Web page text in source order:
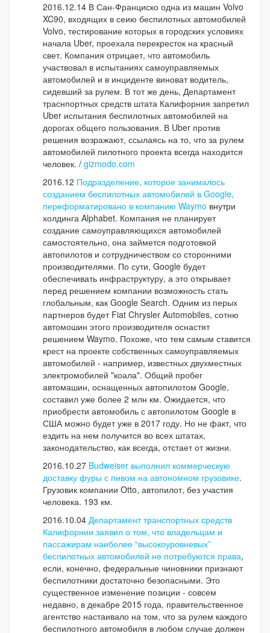
2016.12.14 В Сан-Франциско одна из машин Volvo
XC90, входящих в сеию беспилотных автомобилей
Volvo, тестирование которых в городских условиях
начала Uber, проехала перекресток на красный
свет. Компания отрицает, что автомобиль
участвовал в испытаниях самоуправляемых
автомобилей и в инциденте виноват водитель,
сидевший за рулем. В тот же день, Департамент
траснпортных средств штата Калифорния запретил
Uber испытания беспилотных автомобилей на
дорогах общего пользования. В Uber против
решения возражают, ссылаясь на то, что за рулем
автомобилей пилотного проекта всегда находится
человек. / gizmodo.com
2016.12 Подразделение, которое занималось
созданием беспилотных автомобилей в Google,
переформатировано в компанию Waymo внутри
холдинга Alphabet. Компания не планирует
создание самоуправляющихся автомобилей
самостоятельно, она займется подготовкой
автопилотов и сотрудничеством со сторонними
производителями. По сути, Google будет
обеспечивать инфраструктуру, а это открывает
перед решением компании возможность стать
глобальным, как Google Search. Одним из перых
партнеров будет Fiat Chrysler Automobiles, сотню
автомошин этого производителя оснастят
решением Waymo. Похоже, что тем самым ставится
крест на проекте собственных самоуправляемых
автомобилей - например, известных двухместных
электромобилей "коала". Общий пробег
автомашин, оснащенных автопилотом Google,
составил уже более 2 млн км. Ожидается, что
приобрести автомобиль с автопилотом Google в
США можно будет уже в 2017 году. Но не факт, что
ездить на нем получится во всех штатах,
законодательство, как всегда, отстает от жизни.
2016.10.27 Budweiser выполнил коммерческую
доставку фуры с пивом на автономном грузовике.
Грузовик компании Otto, автопилот, без участия
человека. 193 км.
2016.10.04 Департамент транспортных средств
Калифорнии заявил о том, что владельцам и
пассажирам наиболее “высокоуровневых”
беспилотных автомобилей не потребуются права,
если, конечно, федеральные чиновники признают
беспилотники достаточно безопасными. Это
существенное изменение позиции - совсем
недавно, в декабре 2015 года, правительственное
агентство настаивало на том, что за рулем каждого
беспилотного автомобиля в любом случае должен